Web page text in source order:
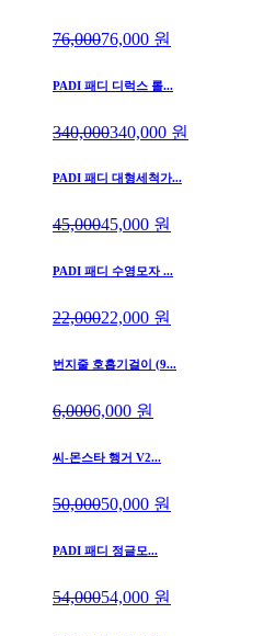
76,00076,000 원
PADI 패디 디럭스 롤...
340,000340,000 원
PADI 패디 대형세척가...
45,00045,000 원
PADI 패디 수영모자 ...
22,00022,000 원
번지줄 호흡기걸이 (9...
6,0006,000 원
씨-몬스타 행거 V2...
50,00050,000 원
PADI 패디 정글모...
54,00054,000 원